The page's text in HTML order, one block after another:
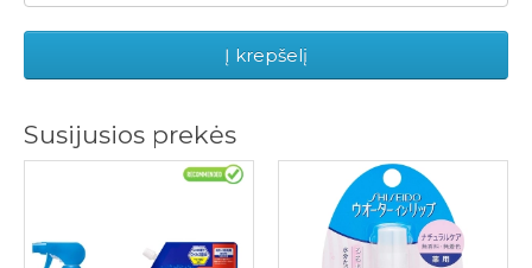
Į krepšelį
Susijusios prekės